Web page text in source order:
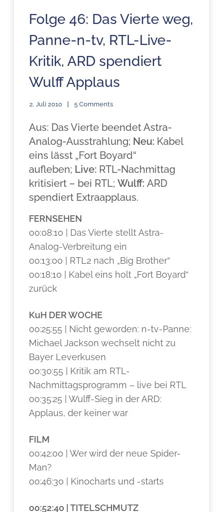
Folge 46: Das Vierte weg,
Panne-n-tv, RTL-Live-
Kritik, ARD spendiert
Wulff Applaus
2. Juli 2010 5 Comments
Aus: Das Vierte beendet Astra-
Analog-Ausstrahlung; Neu: Kabel
eins lässt „Fort Boyard“
aufleben; Live: RTL-Nachmittag
kritisiert – bei RTL;Wulff:ARD
spendiert Extraapplaus.
FERNSEHEN
00:08:10 | Das Vierte stellt Astra-
Analog-Verbreitung ein
00:13:00 | RTL2 nach „Big Brother“
00:18:10 | Kabel eins holt „Fort Boyard“
zurück
KuH DER WOCHE
00:25:55 | Nicht geworden: n-tv-Panne:
Michael Jackson wechselt nicht zu
Bayer Leverkusen
00:30:55 | Kritik am RTL-
Nachmittagsprogramm – live bei RTL
00:35:25 | Wulff-Sieg in der ARD:
Applaus, der keiner war
FILM
00:42:00 | Wer wird der neue Spider-
Man?
00:46:30 | Kinocharts und -starts
00:52:40 | TITELSCHMUTZ